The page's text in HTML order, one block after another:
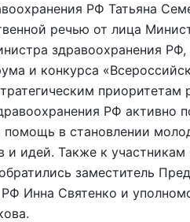
РФ Татьяна
речью от лица
здравоохранения РФ,
и конкурса
приоритетам
РФ активно
в становлении
и идей. Также к
заместитель
Инна Святенко и